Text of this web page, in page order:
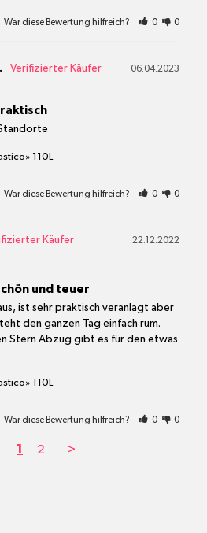
War diese Bewertung hilfreich? 0 0
06.04.2023
110L
War diese Bewertung hilfreich? 0 0
22.12.2022
und teuer
ist sehr praktisch veranlagt aber
den ganzen Tag einfach rum.
Stern Abzug gibt es für den etwas
110L
War diese Bewertung hilfreich? 0 0
1 2 >